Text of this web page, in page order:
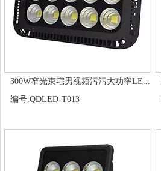
300W窄光束宅男视频污污大功率LE...
编号:QDLED-T013